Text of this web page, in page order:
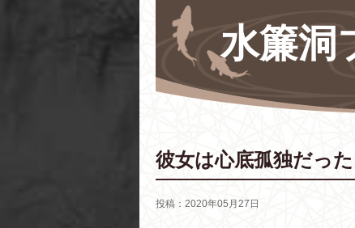
水簾洞
彼女は心底孤独だっ
投稿：2020年05月27日